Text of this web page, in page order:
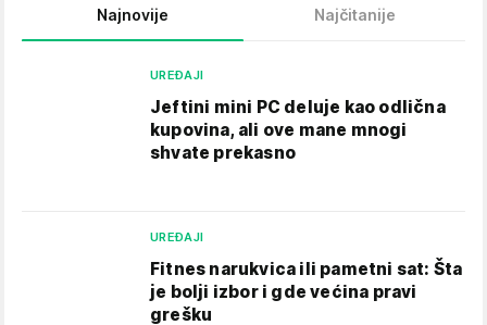
Najnovije Najčitanije
UREĐAJI
Jeftini mini PC deluje kao odlična
kupovina, ali ove mane mnogi
shvate prekasno
UREĐAJI
Fitnes narukvica ili pametni sat: Šta
je bolji izbor i gde većina pravi
grešku